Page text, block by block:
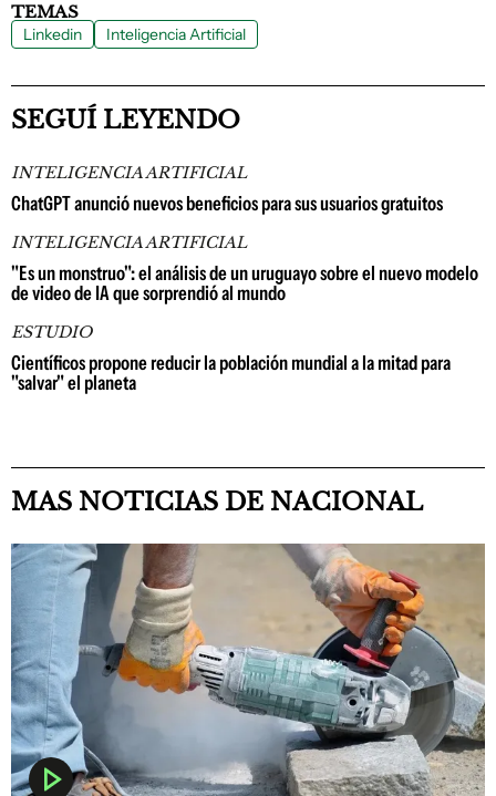
TEMAS
Linkedin Inteligencia Artificial
SEGUÍ LEYENDO
INTELIGENCIA ARTIFICIAL
ChatGPT anunció nuevos beneficios para sus usuarios gratuitos
INTELIGENCIA ARTIFICIAL
"Es un monstruo": el análisis de un uruguayo sobre el nuevo modelo
de video de IA que sorprendió al mundo
ESTUDIO
Científicos propone reducir la población mundial a la mitad para
"salvar" el planeta
MAS NOTICIAS DE NACIONAL